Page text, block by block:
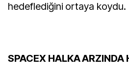
hedeflediğini ortaya koydu.
SPACEX HALKA ARZINDA